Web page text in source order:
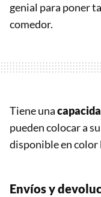
genial para poner
comedor.
Tiene una
pueden colocar a
disponible en color
Envíos y